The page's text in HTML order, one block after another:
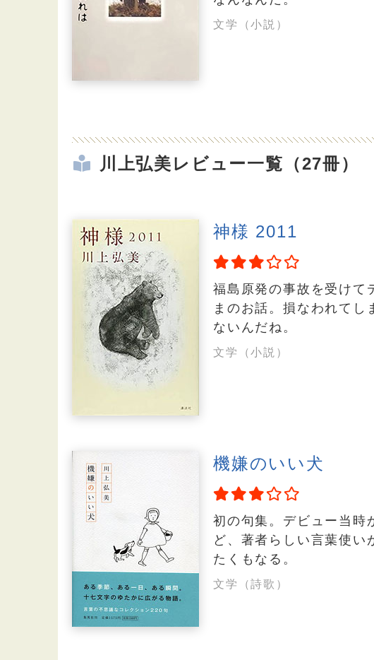
文学（小説）
川上弘美レビュー一覧（27冊）
神様 2011
福島原発の事故を受けて
まのお話。損なわれて
ないんだね。
文学（小説）
機嫌のいい犬
初の句集。デビュー当時
ど、著者らしい言葉使い
たくもなる。
文学（詩歌）